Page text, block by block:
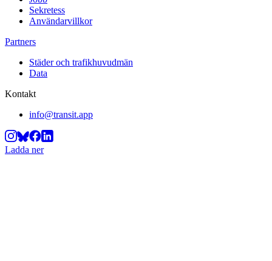
Sekretess
Användarvillkor
Partners
Städer och trafikhuvudmän
Data
Kontakt
info@transit.app
Ladda ner